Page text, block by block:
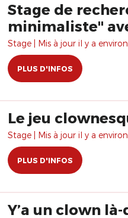
Stage de
minimaliste"
Stage | Mis à jour il y a
PLUS D'INFOS
Le jeu
Stage | Mis à jour il y a environ
PLUS D'INFOS
Y’a un clown